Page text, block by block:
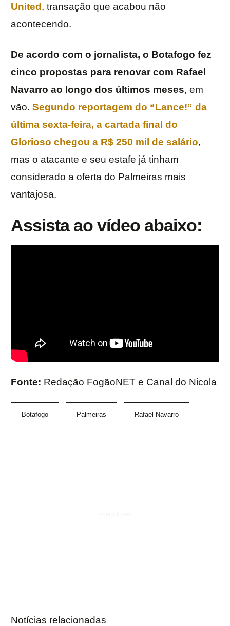
United , transação que acabou não
acontecendo.
De acordo com o jornalista, o Botafogo fez
cinco propostas para renovar com Rafael
Navarro ao longo dos últimos meses, em
vão. Segundo reportagem do “Lance!” da
última sexta-feira, a cartada final do
Glorioso chegou a R$ 250 mil de salário,
mas o atacante e seu estafe já tinham
considerado a oferta do Palmeiras mais
vantajosa.
Assista ao vídeo abaixo:
Fonte: Redação FogãoNET e Canal do Nicola
Botafogo Palmeiras Rafael Navarro
Notícias relacionadas